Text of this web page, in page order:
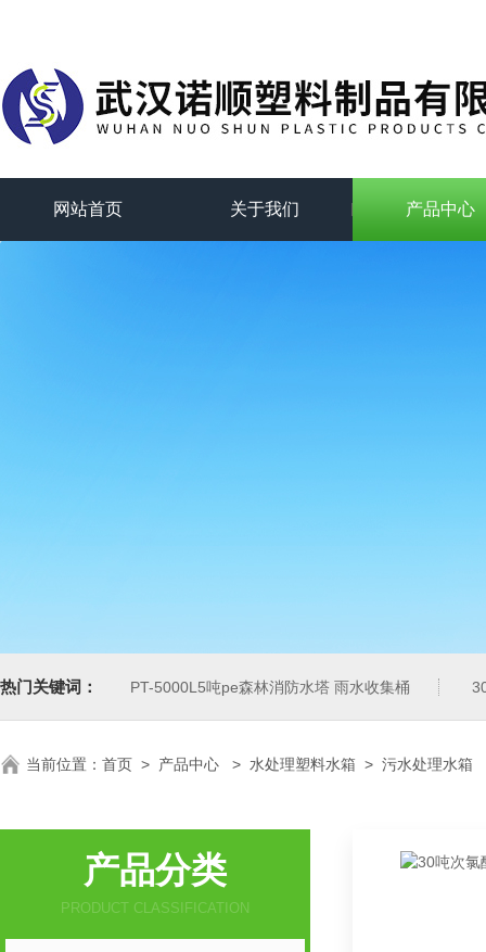
网站首页 关于我们 产品中心
热门关键词： PT-5000L5吨pe森林消防水塔 雨水收集桶
当前位置： 首页 > 产品中心 > 水处理塑料水箱 > 污水处理水箱
产品分类
PRODUCT CLASSIFICATION